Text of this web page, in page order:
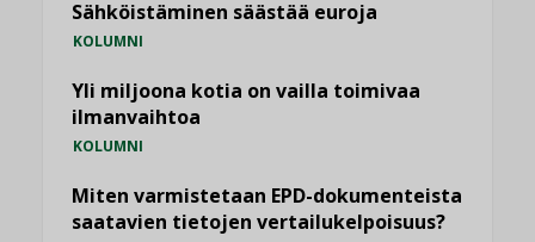
Sähköistäminen säästää euroja
KOLUMNI
Yli miljoona kotia on vailla toimivaa
ilmanvaihtoa
KOLUMNI
Miten varmistetaan EPD-dokumenteista
saatavien tietojen vertailukelpoisuus?